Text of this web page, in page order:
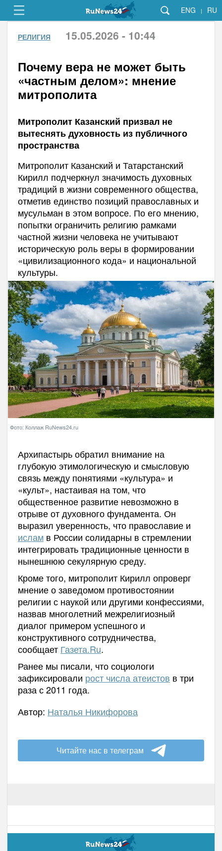
ENG | RU
РЕЛИГИЯ 15.05.2026 - 10:44
Почему вера не может быть
«частным делом»: мнение
митрополита
Митрополит Казанский призвал не
вытеснять духовность из публичного
пространства
Митрополит Казанский и Татарстанский
Кирилл подчеркнул значимость духовных
традиций в жизни современного общества,
отметив единство позиций православных и
мусульман в этом вопросе. По его мнению,
попытки ограничить религию рамками
частной жизни человека не учитывают
историческую роль веры в формировании
«цивилизационного кода» и национальной
культуры.
Фото: Коллаж RuNews24.ru
Архипастырь обратил внимание на
глубокую этимологическую и смысловую
связь между понятиями «культура» и
«культ», настаивая на том, что
общественное развитие невозможно в
отрыве от духовного фундамента. Он
выразил уверенность, что православие и
исламв России солидарны в стремлении
интегрировать традиционные ценности в
нынешнюю секулярную среду.
Кроме того, митрополит Кирилл опроверг
мнение о заведомом противостоянии
религии с наукой или другими конфессиями,
назвав многолетний межрелигиозный
диалог примером успешного и
конструктивного сотрудничества,
сообщает Газета.Ru.
Ранее мы писали, что социологи
зафиксировали рост числа атеистов в три
раза с 2011 года.
Автор: Наталья Никифорова
Читайте нас в телеграм